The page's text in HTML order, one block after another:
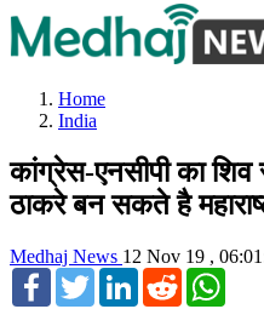
Home
India
कांग्रेस-एनसीपी का शिव
ठाकरे बन सकते है
Medhaj News 12 Nov 19 ,
FacebookTwitterLinkedInReddit